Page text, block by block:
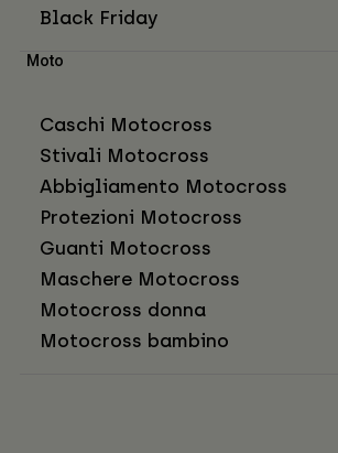
Black Friday
Moto
Caschi Motocross
Stivali Motocross
Abbigliamento Motocross
Protezioni Motocross
Guanti Motocross
Maschere Motocross
Motocross donna
Motocross bambino